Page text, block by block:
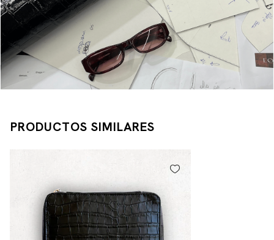
PRODUCTOS SIMILARES